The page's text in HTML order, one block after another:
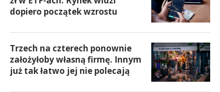
dopiero początek wzrostu
Trzech na czterech ponownie
założyłoby własną firmę. Innym
już tak łatwo jej nie polecają